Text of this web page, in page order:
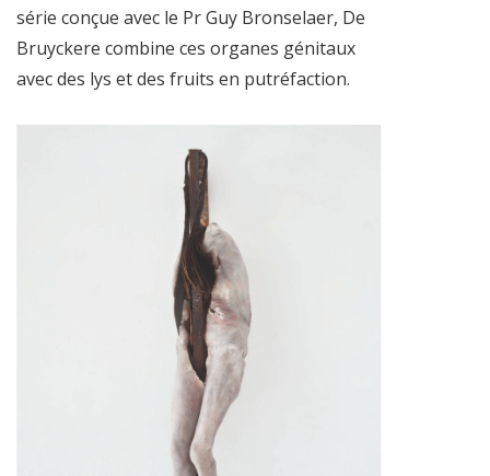
série conçue avec le Pr Guy Bronselaer, De
Bruyckere combine ces organes génitaux
avec des lys et des fruits en putréfaction.